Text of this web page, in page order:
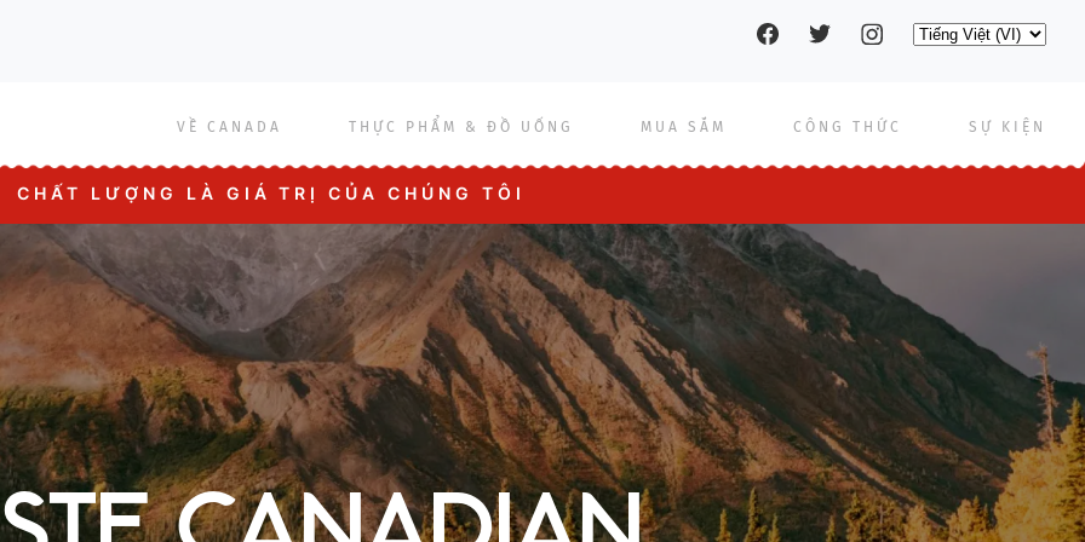
Social
pages
Select
Main
navigation
VỀ CANADA THỰC PHẨM & ĐỒ UỐNG MUA SẮM CÔNG THỨC SỰ KIỆN
CHẤT LƯỢNG LÀ GIÁ TRỊ CỦA CHÚNG TÔI